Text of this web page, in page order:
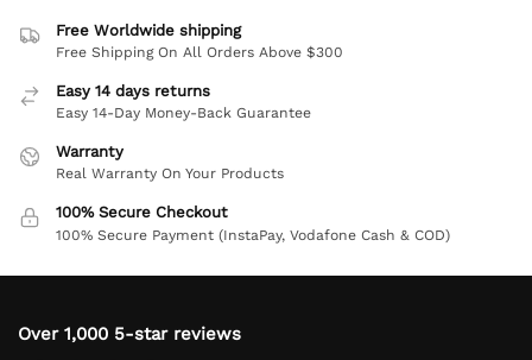
Free Worldwide shipping
Free Shipping On All Orders Above $300
Easy 14 days returns
Easy 14-Day Money-Back Guarantee
Warranty
Real Warranty On Your Products
100% Secure Checkout
100% Secure Payment (InstaPay, Vodafone Cash & COD)
Over 1,000 5-star reviews